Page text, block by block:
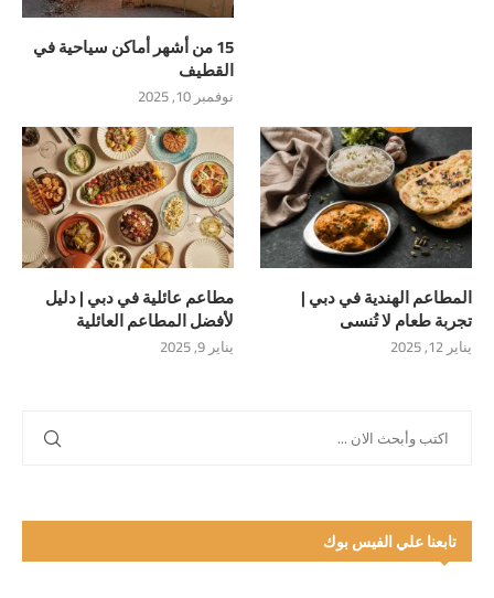
15 من أشهر أماكن سياحية في
القطيف
نوفمبر 10, 2025
المطاعم الهندية في دبي |
تجربة طعام لا تُنسى
يناير 12, 2025
مطاعم عائلية في دبي | دليل
لأفضل المطاعم العائلية
يناير 9, 2025
تابعنا علي الفيس بوك